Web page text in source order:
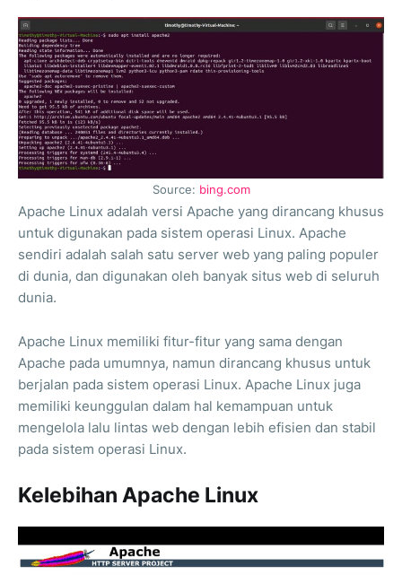
Source: bing.com
Apache Linux adalah versi Apache yang dirancang khusus
untuk digunakan pada sistem operasi Linux. Apache
sendiri adalah salah satu server web yang paling populer
di dunia, dan digunakan oleh banyak situs web di seluruh
dunia.
Apache Linux memiliki fitur-fitur yang sama dengan
Apache pada umumnya, namun dirancang khusus untuk
berjalan pada sistem operasi Linux. Apache Linux juga
memiliki keunggulan dalam hal kemampuan untuk
mengelola lalu lintas web dengan lebih efisien dan stabil
pada sistem operasi Linux.
Kelebihan Apache Linux